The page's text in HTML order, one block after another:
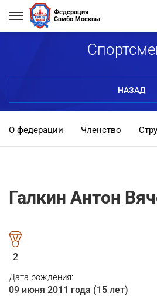
Федерация
Самбо Москвы
НАЗАД
О федерации Членство
Галкин Антон
2
Дата рождения:
09 июня 2011 года (15 лет)